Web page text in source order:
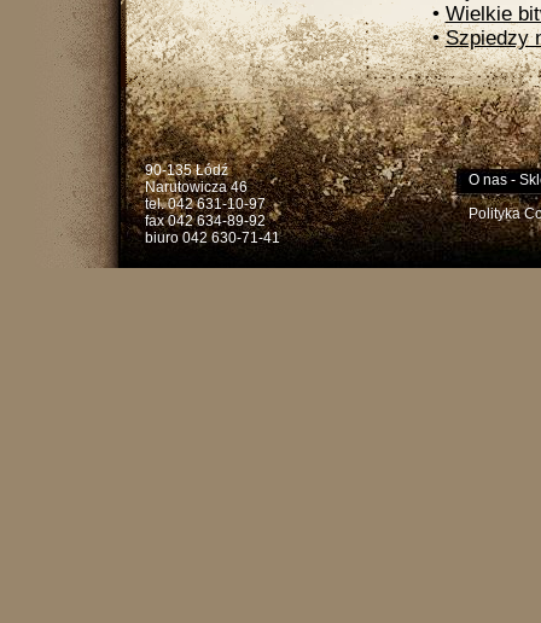
• Wielkie
• Szpiedzy
90-135 Łódź
Narutowicza 46
tel. 042 631-10-97
fax 042 634-89-92
biuro 042 630-71-41
O nas-
Polityka